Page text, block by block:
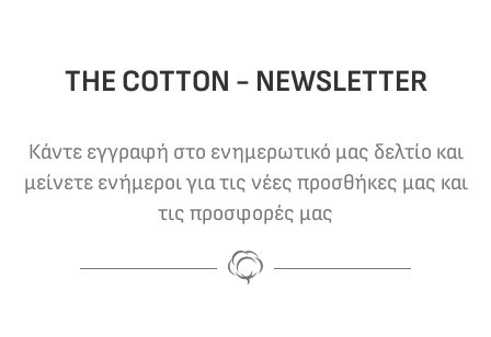
THE COTTON - NEWSLETTER
Κάντε εγγραφή στο ενημερωτικό μας δελτίο και
μείνετε ενήμεροι για τις νέες προσθήκες μας και
τις προσφορές μας